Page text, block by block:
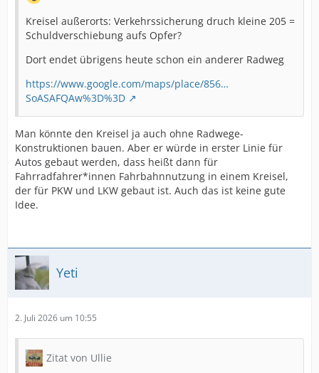
Kreisel außerorts: Verkehrssicherung druch kleine 205 =
Schuldverschiebung aufs Opfer?
Dort endet übrigens heute schon ein anderer Radweg
https://www.google.com/maps/place/856…
SoASAFQAw%3D%3D
Man könnte den Kreisel ja auch ohne Radwege-
Konstruktionen bauen. Aber er würde in erster Linie für
Autos gebaut werden, dass heißt dann für
Fahrradfahrer*innen Fahrbahnnutzung in einem Kreisel,
der für PKW und LKW gebaut ist. Auch das ist keine gute
Idee.
Yeti
2. Juli 2026 um 10:55
Zitat von Ullie